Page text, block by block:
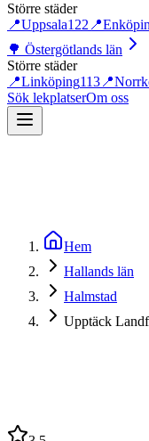
Större städer
📍Uppsala122 📍
🌳 Östergötlands län
Större städer
📍Linköping113 📍
Sök lekplatserOm oss
Hem
Hallands län
Halmstad
Upptäck